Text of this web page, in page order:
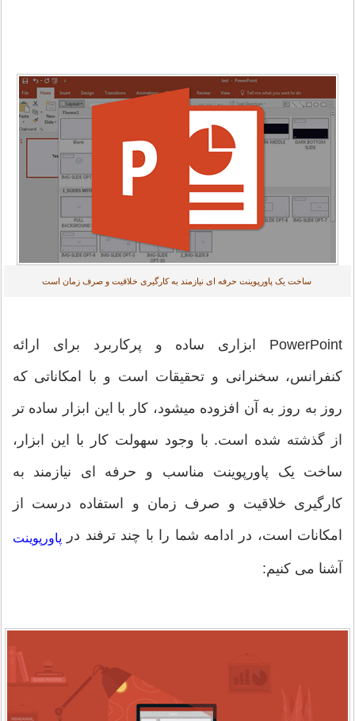
ساخت یک پاورپوینت حرفه ای نیازمند به کارگیری خلاقیت و صرف زمان است
PowerPoint ابزاری ساده و پرکاربرد برای ارائه
کنفرانس، سخنرانی و تحقیقات است و با امکاناتی که
روز به روز به آن افزوده میشود، کار با این ابزار ساده تر
از گذشته شده است. با وجود سهولت کار با این ابزار،
ساخت یک پاورپوینت مناسب و حرفه ای نیازمند به
کارگیری خلاقیت و صرف زمان و استفاده درست از
امکانات است، در ادامه شما را با چند ترفند در
پاورپوینت
آشنا می کنیم: